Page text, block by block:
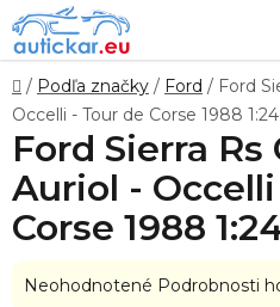
Prejsť
na
obsah
Domov
/ Podľa značky / Ford / Ford
Occelli - Tour de Corse 1988 1:24
Ford Sierra
Auriol -
Corse 1988
Priemerné
Neohodnotené Podrobnosti